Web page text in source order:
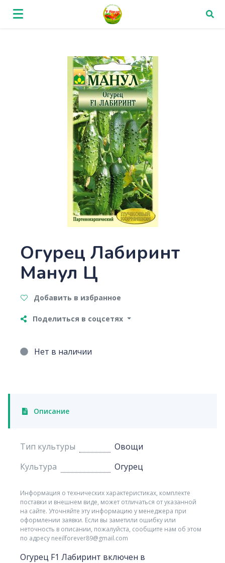
Огурец Лабиринт
Манул Ц
Добавить в избранное
Поделиться в соцсетях
Нет в наличии
Описание
Тип культуры
Овощи
Культура
Огурец
Информация о технических характеристиках, комплекте
поставки и внешнем виде, может отличаться от указанной
на сайте. Уточняйте эту информацию у менеджера при
оформлении заявки. Если вы заметили ошибку или
неточность в описании, пожалуйста, сообщите нам об этом
по адресу neeilforever89@gmail.com
Огурец F1 Лабиринт включен в